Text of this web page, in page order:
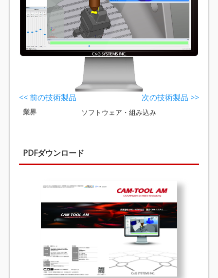
<< 前の技術製品 次の技術製品 >>
業界 ソフトウェア・組み込み
PDFダウンロード